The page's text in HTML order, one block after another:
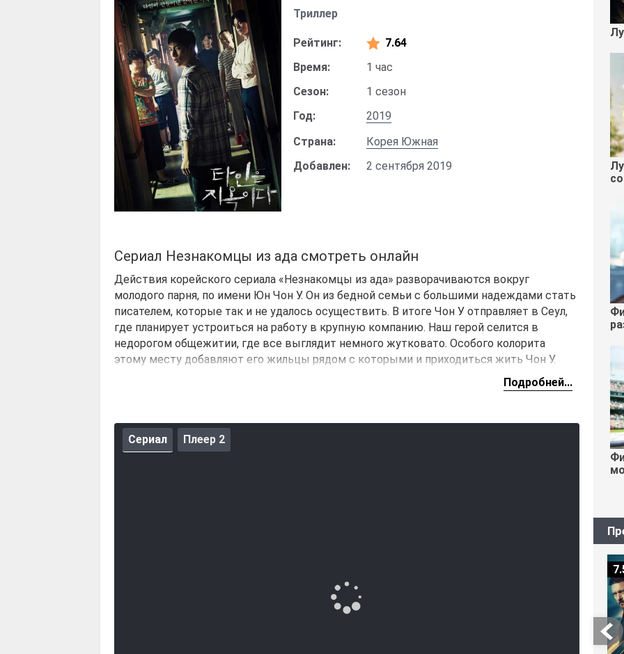
Триллер
Рейтинг:
7.64
Время:
1 час
Сезон:
1 сезон
Год:
2019
Страна:
Корея Южная
Добавлен:
2 сентября 2019
Сериал Незнакомцы из ада смотреть онлайн
Действия корейского сериала «Незнакомцы из ада» разворачиваются вокруг
молодого парня, по имени Юн Чон У. Он из бедной семьи с большими надеждами стать
писателем, которые так и не удалось осуществить. В итоге Чон У отправляет в Сеул,
где планирует устроиться на работу в крупную компанию. Наш герой селится в
недорогом общежитии, где все выглядит немного жутковато. Особого колорита
этому месту добавляют его жильцы рядом с которыми и приходиться жить Чон У.
Конечно же парень рассматривал это общежитие, как жилье на первое время, но в
Подробней...
Сериал Плеер 2